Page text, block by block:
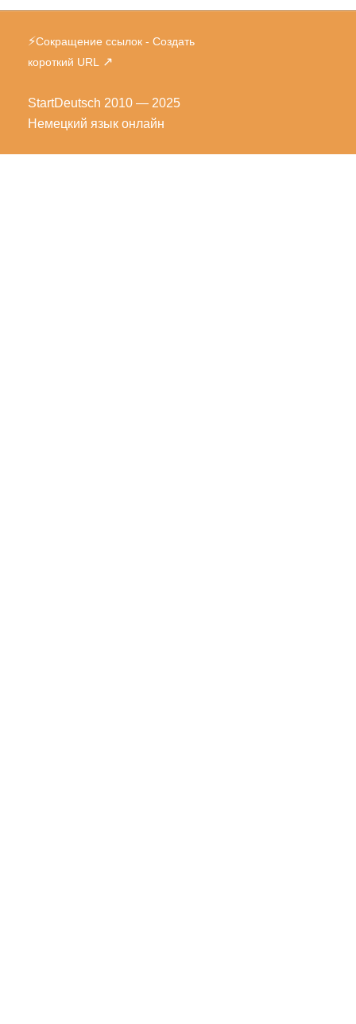
⚡Сокращение ссылок - Создать
короткий URL
↗
StartDeutsch 2010 — 2025
Немецкий язык онлайн